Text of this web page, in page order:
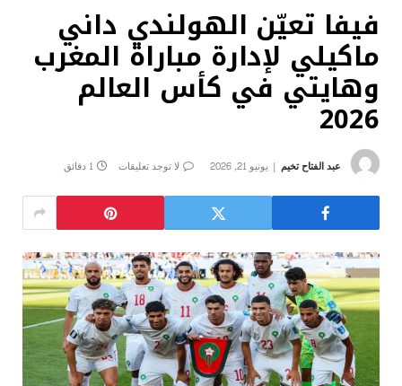
فيفا تعيّن الهولندي داني
ماكيلي لإدارة مباراة المغرب
وهايتي في كأس العالم
2026
عبد الفتاح تخيم يونيو 21, 2026 لا توجد تعليقات 1 دقائق